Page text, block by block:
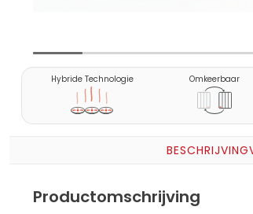
Hybride Technologie Omkeerbaar
BESCHRIJVING
Productomschrijving